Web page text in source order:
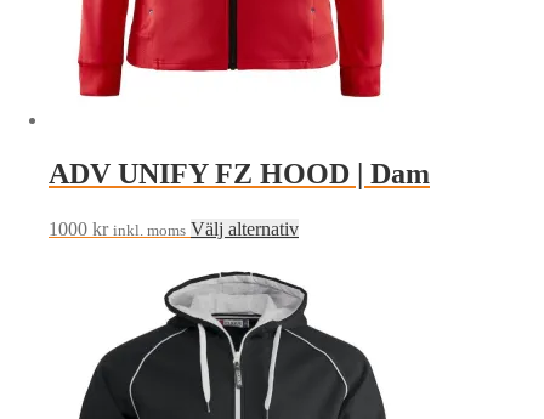
ADV UNIFY FZ HOOD | Dam
1000 kr inkl. moms Välj alternativDen
produkten
har
flera
varianter.